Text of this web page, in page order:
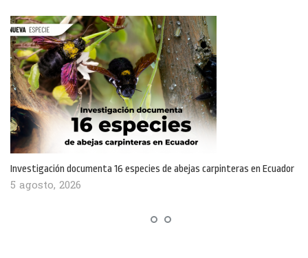
Investigación documenta 16 especies de abejas carpinteras en Ecuador
5 agosto, 2026